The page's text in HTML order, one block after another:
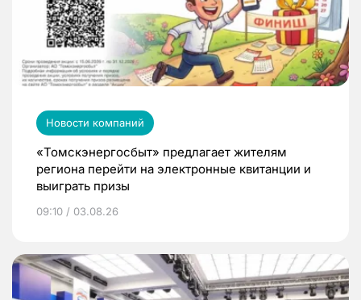
Новости компаний
«Томскэнергосбыт» предлагает жителям
региона перейти на электронные квитанции и
выиграть призы
09:10 / 03.08.26